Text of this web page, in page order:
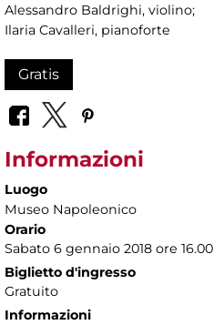
Alessandro Baldrighi, violino;
Ilaria Cavalleri, pianoforte
Gratis
Informazioni
Luogo
Museo Napoleonico
Orario
Sabato 6 gennaio 2018 ore 16.00
Biglietto d'ingresso
Gratuito
Informazioni